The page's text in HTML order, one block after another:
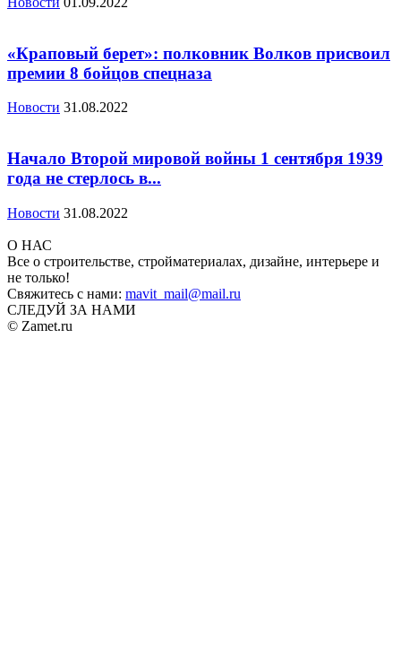
«Краповый берет»: полковник Волков присвоил
премии 8 бойцов спецназа
Новости 31.08.2022
Начало Второй мировой войны 1 сентября 1939
года не стерлось в...
Новости 31.08.2022
О НАС
Все о строительстве, стройматериалах, дизайне, интерьере и
не только!
Свяжитесь с нами: mavit_mail@mail.ru
СЛЕДУЙ ЗА НАМИ
© Zamet.ru